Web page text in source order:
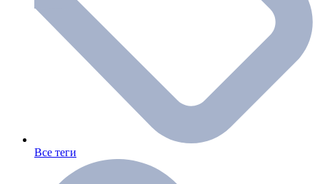
Все теги